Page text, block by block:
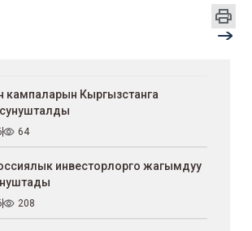
кампаларын Кыргызстанга
64
инвесторлорго жагымдуу
208